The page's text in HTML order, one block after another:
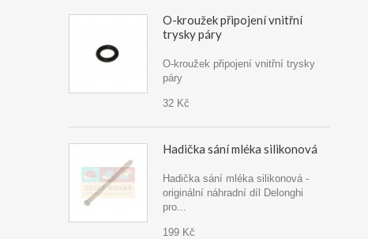
O-kroužek připojení vnitřní
trysky páry
O-kroužek připojení vnitřní trysky
páry
32 Kč
Hadička sání mléka silikonová
Hadička sání mléka silikonová -
originální náhradní díl Delonghi
pro...
199 Kč